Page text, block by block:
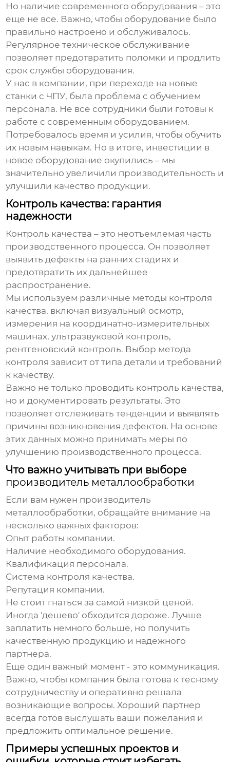
Но наличие современного оборудования – это
еще не все. Важно, чтобы оборудование было
правильно настроено и обслуживалось.
Регулярное техническое обслуживание
позволяет предотвратить поломки и продлить
срок службы оборудования.
У нас в компании, при переходе на новые
станки с ЧПУ, была проблема с обучением
персонала. Не все сотрудники были готовы к
работе с современным оборудованием.
Потребовалось время и усилия, чтобы обучить
их новым навыкам. Но в итоге, инвестиции в
новое оборудование окупились – мы
значительно увеличили производительность и
улучшили качество продукции.
Контроль качества: гарантия
надежности
Контроль качества – это неотъемлемая часть
производственного процесса. Он позволяет
выявить дефекты на ранних стадиях и
предотвратить их дальнейшее
распространение.
Мы используем различные методы контроля
качества, включая визуальный осмотр,
измерения на координатно-измерительных
машинах, ультразвуковой контроль,
рентгеновский контроль. Выбор метода
контроля зависит от типа детали и требований
к качеству.
Важно не только проводить контроль качества,
но и документировать результаты. Это
позволяет отслеживать тенденции и выявлять
причины возникновения дефектов. На основе
этих данных можно принимать меры по
улучшению производственного процесса.
Что важно учитывать при выборе
производитель металлообработки
Если вам нужен производитель
металлообработки, обращайте внимание на
несколько важных факторов:
Опыт работы компании.
Наличие необходимого оборудования.
Квалификация персонала.
Система контроля качества.
Репутация компании.
Не стоит гнаться за самой низкой ценой.
Иногда 'дешево' обходится дороже. Лучше
заплатить немного больше, но получить
качественную продукцию и надежного
партнера.
Еще один важный момент - это коммуникация.
Важно, чтобы компания была готова к тесному
сотрудничеству и оперативно решала
возникающие вопросы. Хороший партнер
всегда готов выслушать ваши пожелания и
предложить оптимальное решение.
Примеры успешных проектов и